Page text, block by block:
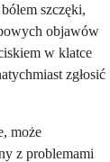
szczęki,
objawów
w klatce
zgłosić
może
z problemami